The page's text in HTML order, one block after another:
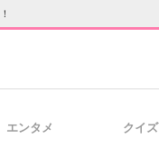
エンタメ クイズ